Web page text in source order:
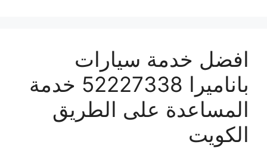
افضل خدمة سيارات
باناميرا 52227338 خدمة
المساعدة على الطريق
الكويت